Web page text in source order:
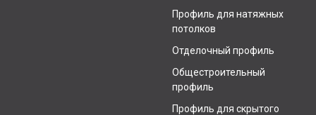
Профиль для натяжных
потолков
Отделочный профиль
Общестроительный
профиль
Профиль для скрытого